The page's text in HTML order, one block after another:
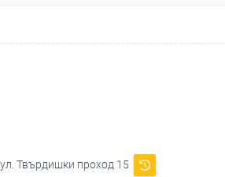
Твърдишки проход 15